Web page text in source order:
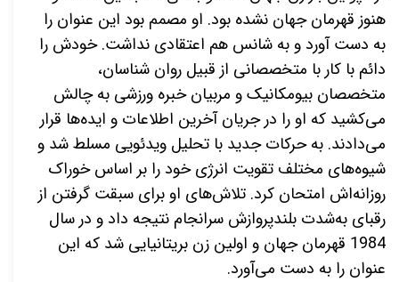
هنوز قهرمان جهان نشده بود. او مصمم بود این عنوان را
به دست آورد و به شانس هم اعتقادی نداشت. خودش را
دائم با کار با متخصصانی از قبیل روان شناسان،
متخصصان بیومکانیک و مربیان خبره ورزشی به چالش
می‌کشید که او را در جریان آخرین اطلاعات و ایده‌ها قرار
می‌دادند. به حرکات جدید با تحلیل ویدئویی مسلط شد و
شیوه‌های مختلف تقویت انرژی خود را بر اساس خوراک
روزانه‌اش امتحان کرد. تلاش‌های او برای سبقت گرفتن از
رقبای به‌شدت بلندپروازش سرانجام نتیجه داد و در سال
1984 قهرمان جهان و اولین زن بریتانیایی شد که این
عنوان را به دست می‌آورد.